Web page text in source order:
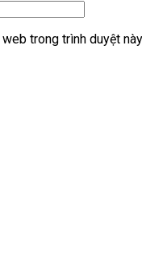
trong trình duyệt